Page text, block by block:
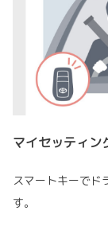
マイセッティン
スマートキーでド
す。